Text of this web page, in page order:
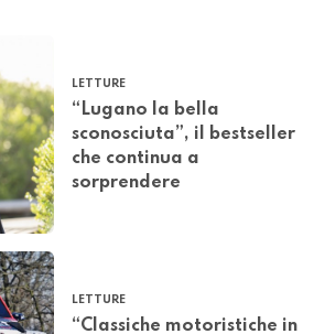
LETTURE
“Lugano la bella
sconosciuta”, il bestseller
che continua a
sorprendere
LETTURE
“Classiche motoristiche in